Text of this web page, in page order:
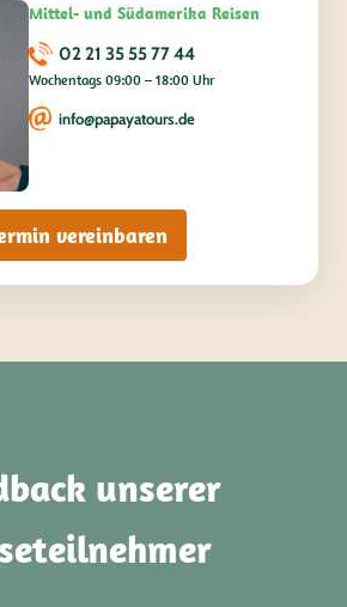
Mittel- und Südamerika Reisen
02 21 35 55 77 44
Wochentags 09:00 – 18:00 Uhr
info@papayatours.de
vereinbaren
unserer